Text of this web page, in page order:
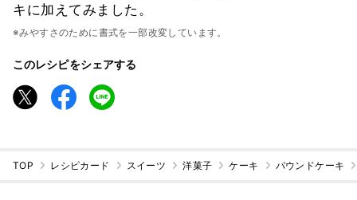
キに加えてみました。
※みやすさのために書式を一部改変しています。
このレシピをシェアする
TOP レシピカード スイーツ 洋菓子 ケーキ パウンドケーキ